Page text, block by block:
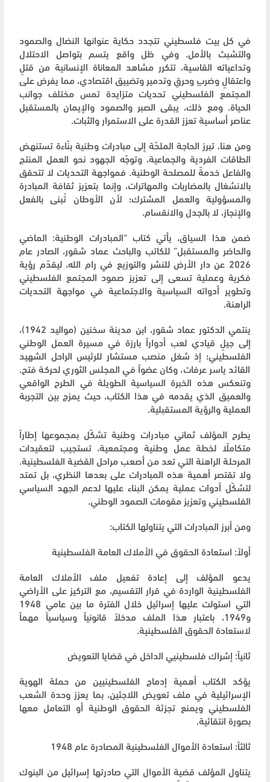
في كل بيت فلسطيني تتجدد حكاية عنوانها النضال والصمود
والتشبث بالأمل. وفي ظل واقع يتسم بتواصل الاحتلال
وتداعياته القاسية، تتكرر مشاهد المعاناة الإنسانية من قتلٍ
واعتقالٍ وضربٍ وحرقٍ وتدمير وتضييق اقتصادي، مما يفرض على
المجتمع الفلسطيني تحديات متزايدة تمس مختلف جوانب
الحياة. ومع ذلك، يبقى الصبر والصمود والإيمان بالمستقبل
عناصر أساسية تعزز القدرة على الاستمرار والثبات.
ومن هنا، تبرز الحاجة الملحّة إلى مبادرات وطنية بنّاءة تستنهض
الطاقات الفردية والجماعية، وتوجّه الجهود نحو العمل المنتج
والفاعل خدمةً للمصلحة الوطنية. فمواجهة التحديات لا تتحقق
بالانشغال بالمضاربات والمهاترات، وإنما بتعزيز ثقافة المبادرة
والمسؤولية والعمل المشترك؛ لأن الأوطان تُبنى بالفعل
والإنجاز، لا بالجدل والانقسام.
ضمن هذا السياق، يأتي كتاب “المبادرات الوطنية: الماضي
والحاضر والمستقبل” للكاتب والباحث عماد شقور، الصادر عام
2026 عن دار الأرض للنشر والتوزيع في رام الله، ليقدّم رؤية
فكرية وعملية تسعى إلى تعزيز صمود المجتمع الفلسطيني
وتطوير أدواته السياسية والاجتماعية في مواجهة التحديات
الراهنة.
ينتمي الدكتور عماد شقور، ابن مدينة سخنين (مواليد 1942)،
إلى جيلٍ قيادي لعب أدواراً بارزة في مسيرة العمل الوطني
الفلسطيني؛ إذ شغل منصب مستشار للرئيس الراحل الشهيد
القائد ياسر عرفات، وكان عضواً في المجلس الثوري لحركة فتح.
وتنعكس هذه الخبرة السياسية الطويلة في الطرح الواقعي
والعميق الذي يقدمه في هذا الكتاب، حيث يمزج بين التجربة
العملية والرؤية المستقبلية.
يطرح المؤلف ثماني مبادرات وطنية تشكّل بمجموعها إطاراً
متكاملًا لخطة عمل وطنية ومجتمعية، تستجيب لتعقيدات
المرحلة الراهنة التي تعد من أصعب مراحل القضية الفلسطينية.
ولا تقتصر أهمية هذه المبادرات على بعدها النظري، بل تمتد
لتشكّل أدوات عملية يمكن البناء عليها لدعم الجهد السياسي
الفلسطيني وتعزيز مقومات الصمود الوطني.
ومن أبرز المبادرات التي يتناولها الكتاب:
أولاً: استعادة الحقوق في الأملاك العامة الفلسطينية
يدعو المؤلف إلى إعادة تفعيل ملف الأملاك العامة
الفلسطينية الواردة في قرار التقسيم، مع التركيز على الأراضي
التي استولت عليها إسرائيل خلال الفترة ما بين عامي 1948
و1949، باعتبار هذا الملف مدخلاً قانونياً وسياسياً مهماً
لاستعادة الحقوق الفلسطينية.
ثانياً: إشراك فلسطينيي الداخل في قضايا التعويض
يؤكد الكتاب أهمية إدماج الفلسطينيين من حملة الهوية
الإسرائيلية في ملف تعويض اللاجئين، بما يعزز وحدة الشعب
الفلسطيني ويمنع تجزئة الحقوق الوطنية أو التعامل معها
بصورة انتقائية.
ثالثاً: استعادة الأموال الفلسطينية المصادرة عام 1948
يتناول المؤلف قضية الأموال التي صادرتها إسرائيل من البنوك